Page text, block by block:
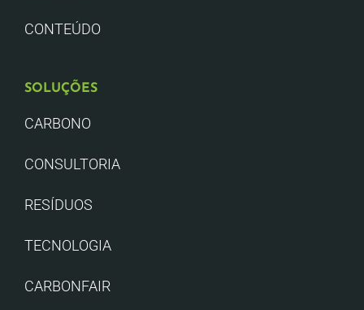
CONTEÚDO
SOLUÇÕES
CARBONO
CONSULTORIA
RESÍDUOS
TECNOLOGIA
CARBONFAIR